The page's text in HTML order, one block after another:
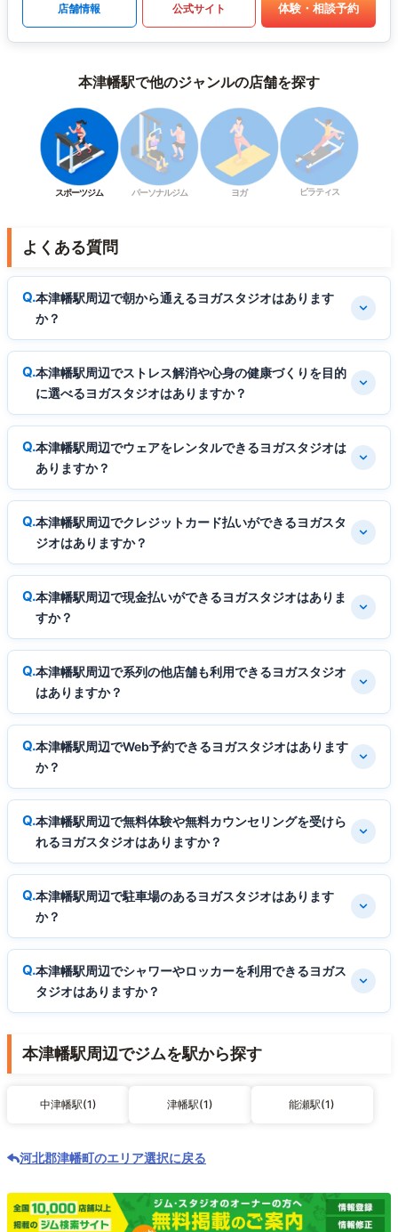
店舗情報 公式サイト 体験・相談予約
本津幡駅で他のジャンルの店舗を探す
スポーツジム パーソナルジム ヨガ ピラティス
よくある質問
本津幡駅周辺で朝から通えるヨガスタジオはあります
か？
本津幡駅周辺でストレス解消や心身の健康づくりを目的
に選べるヨガスタジオはありますか？
本津幡駅周辺でウェアをレンタルできるヨガスタジオは
ありますか？
本津幡駅周辺でクレジットカード払いができるヨガスタ
ジオはありますか？
本津幡駅周辺で現金払いができるヨガスタジオはありま
すか？
本津幡駅周辺で系列の他店舗も利用できるヨガスタジオ
はありますか？
本津幡駅周辺でWeb予約できるヨガスタジオはあります
か？
本津幡駅周辺で無料体験や無料カウンセリングを受けら
れるヨガスタジオはありますか？
本津幡駅周辺で駐車場のあるヨガスタジオはあります
か？
本津幡駅周辺でシャワーやロッカーを利用できるヨガス
タジオはありますか？
本津幡駅周辺でジムを駅から探す
中津幡駅(1) 津幡駅(1) 能瀬駅(1)
河北郡津幡町のエリア選択に戻る